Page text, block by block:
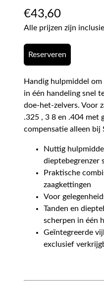
€43,60
Alle prijzen zijn
Reserveren
Handig hulpmiddel
in één handeling snel
doe-het-zelvers. Voor
.325 , 3 8 en .404 met
compensatie alleen bij
Nuttig
dieptebegrenzer
Praktische
zaagkettingen
Voor
Tanden en
scherpen in één
Geïntegreerde
exclusief